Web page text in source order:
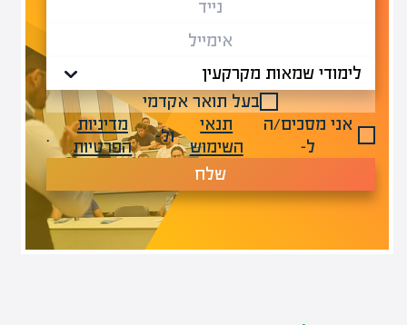
בעל תואר אקדמי
אני מסכים/ה
ל-
תנאי
השימוש
ול-
מדיניות
הפרטיות
.
שלח